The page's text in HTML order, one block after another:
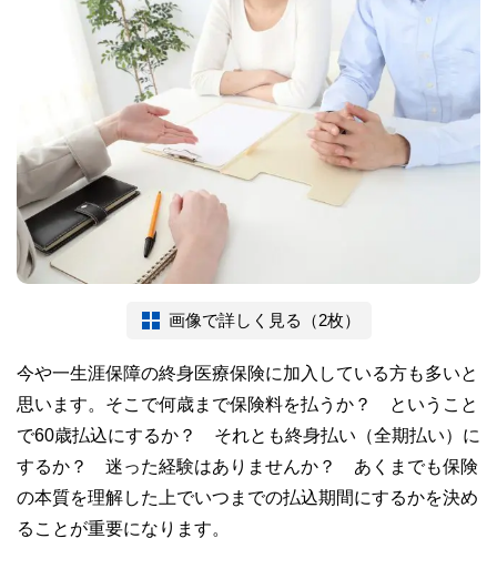
画像で詳しく見る（2枚）
今や一生涯保障の終身医療保険に加入している方も多いと
思います。そこで何歳まで保険料を払うか？ ということ
で60歳払込にするか？ それとも終身払い（全期払い）に
するか？ 迷った経験はありませんか？ あくまでも保険
の本質を理解した上でいつまでの払込期間にするかを決め
ることが重要になります。